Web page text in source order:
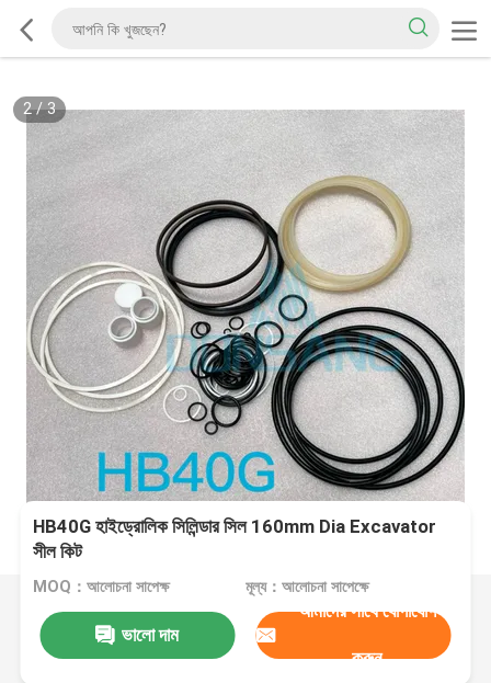
2/3
HB40G হাইড্রোলিক সিলিন্ডার সিল 160mm Dia Excavator
সীল কিট
MOQ：আলোচনা সাপেক্ষ মূল্য：আলোচনা সাপেক্ষে
ভালো দাম
আমাদের সাথে যোগাযোগ
করুন